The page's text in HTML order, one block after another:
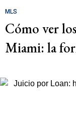
MLS
Cómo ver
Miami: la